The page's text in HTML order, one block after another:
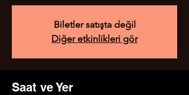
Biletler satışta değil
Diğer etkinlikleri gör
Saat ve Yer